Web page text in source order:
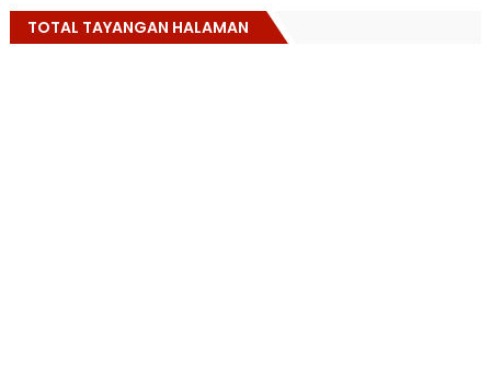
TOTAL TAYANGAN HALAMAN